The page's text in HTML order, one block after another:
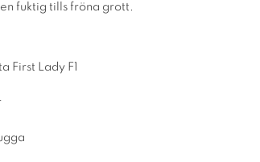
fuktig tills fröna grott.
First Lady F1